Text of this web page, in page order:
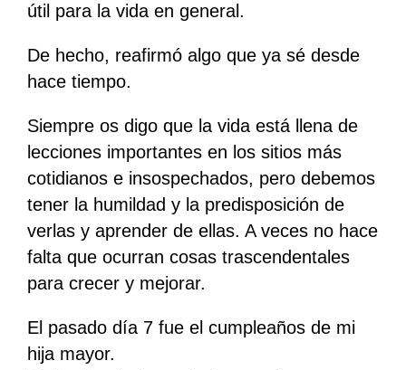
útil para la vida en general.
De hecho, reafirmó algo que ya sé desde
hace tiempo.
Siempre os digo que la vida está llena de
lecciones importantes en los sitios más
cotidianos e insospechados, pero debemos
tener la humildad y la predisposición de
verlas y aprender de ellas. A veces no hace
falta que ocurran cosas trascendentales
para crecer y mejorar.
El pasado día 7 fue el cumpleaños de mi
hija mayor.